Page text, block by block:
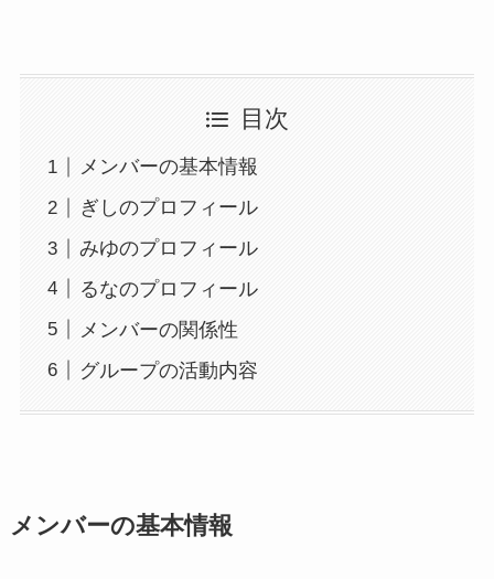
目次
メンバーの基本情報
ぎしのプロフィール
みゆのプロフィール
るなのプロフィール
メンバーの関係性
グループの活動内容
メンバーの基本情報